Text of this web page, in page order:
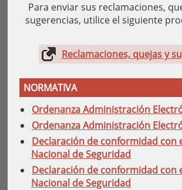
Para enviar sus reclamaciones,
sugerencias, utilice el siguiente
Reclamaciones, quejas y
NORMATIVA
Ordenanza Administración
Ordenanza Administración
Declaración de conformidad con
Nacional de Seguridad
Declaración de conformidad con
Nacional de Seguridad